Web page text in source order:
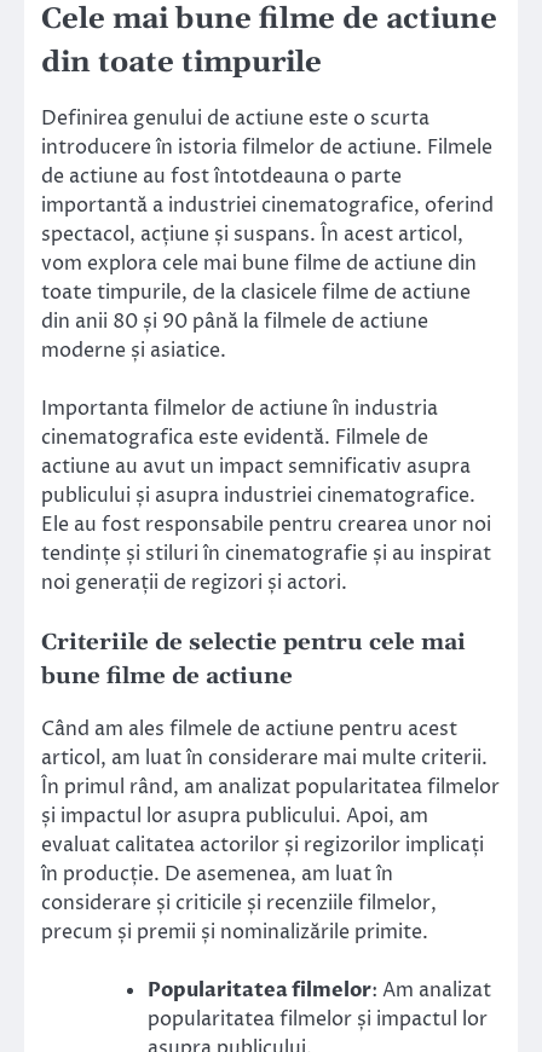
Cele mai bune filme de actiune
din toate timpurile
Definirea genului de actiune este o scurta
introducere în istoria filmelor de actiune. Filmele
de actiune au fost întotdeauna o parte
importantă a industriei cinematografice, oferind
spectacol, acțiune și suspans. În acest articol,
vom explora cele mai bune filme de actiune din
toate timpurile, de la clasicele filme de actiune
din anii 80 și 90 până la filmele de actiune
moderne și asiatice.
Importanta filmelor de actiune în industria
cinematografica este evidentă. Filmele de
actiune au avut un impact semnificativ asupra
publicului și asupra industriei cinematografice.
Ele au fost responsabile pentru crearea unor noi
tendințe și stiluri în cinematografie și au inspirat
noi generații de regizori și actori.
Criteriile de selectie pentru cele mai
bune filme de actiune
Când am ales filmele de actiune pentru acest
articol, am luat în considerare mai multe criterii.
În primul rând, am analizat popularitatea filmelor
și impactul lor asupra publicului. Apoi, am
evaluat calitatea actorilor și regizorilor implicați
în producție. De asemenea, am luat în
considerare și criticile și recenziile filmelor,
precum și premii și nominalizările primite.
Popularitatea filmelor: Am analizat
popularitatea filmelor și impactul lor